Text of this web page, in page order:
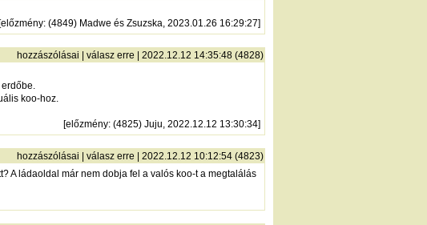
[előzmény: (4849) Madwe és Zsuzska, 2023.01.26 16:29:27]
hozzászólásai válasz erre | 2022.12.12 14:35:48 (4828)
erdőbe.
koo-hoz.
[előzmény: (4825) Juju, 2022.12.12 13:30:34]
hozzászólásai válasz erre | 2022.12.12 10:12:54 (4823)
A ládaoldal már nem dobja fel a valós koo-t a megtalálás